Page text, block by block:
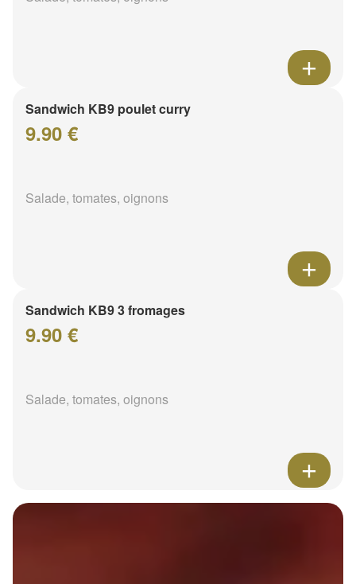
Sandwich KB9 poulet curry
9.90 €
Salade, tomates, oignons
Sandwich KB9 3 fromages
9.90 €
Salade, tomates, oignons